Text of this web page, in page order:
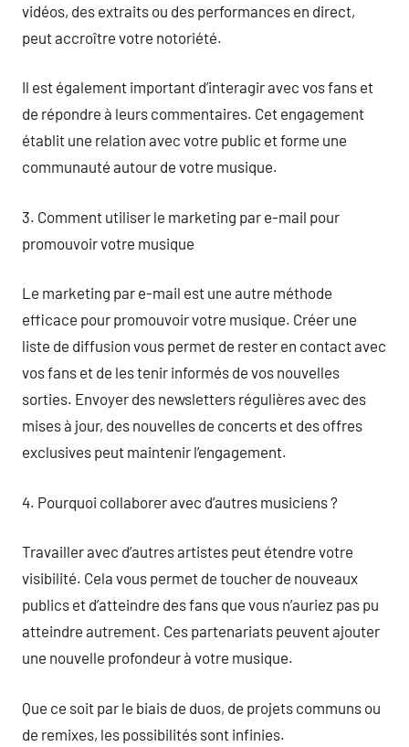
vidéos, des extraits ou des performances en direct,
peut accroître votre notoriété.
Il est également important d’interagir avec vos fans et
de répondre à leurs commentaires. Cet engagement
établit une relation avec votre public et forme une
communauté autour de votre musique.
3. Comment utiliser le marketing par e-mail pour
promouvoir votre musique
Le marketing par e-mail est une autre méthode
efficace pour promouvoir votre musique. Créer une
liste de diffusion vous permet de rester en contact avec
vos fans et de les tenir informés de vos nouvelles
sorties. Envoyer des newsletters régulières avec des
mises à jour, des nouvelles de concerts et des offres
exclusives peut maintenir l’engagement.
4. Pourquoi collaborer avec d’autres musiciens ?
Travailler avec d’autres artistes peut étendre votre
visibilité. Cela vous permet de toucher de nouveaux
publics et d’atteindre des fans que vous n’auriez pas pu
atteindre autrement. Ces partenariats peuvent ajouter
une nouvelle profondeur à votre musique.
Que ce soit par le biais de duos, de projets communs ou
de remixes, les possibilités sont infinies.